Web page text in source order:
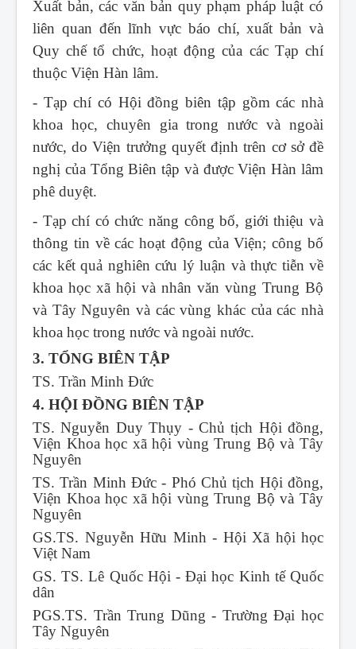
Xuất bản, các văn bản quy phạm pháp luật có
liên quan đến lĩnh vực báo chí, xuất bản và
Quy chế tổ chức, hoạt động của các Tạp chí
thuộc Viện Hàn lâm.
- Tạp chí có Hội đồng biên tập gồm các nhà
khoa học, chuyên gia trong nước và ngoài
nước, do Viện trưởng quyết định trên cơ sở đề
nghị của Tổng Biên tập và được Viện Hàn lâm
phê duyệt.
- Tạp chí có chức năng công bố, giới thiệu và
thông tin về các hoạt động của Viện; công bố
các kết quả nghiên cứu lý luận và thực tiễn về
khoa học xã hội và nhân văn vùng Trung Bộ
và Tây Nguyên và các vùng khác của các nhà
khoa học trong nước và ngoài nước.
3. TỔNG BIÊN TẬP
TS. Trần Minh Đức
4. HỘI ĐỒNG BIÊN TẬP
TS. Nguyễn Duy Thụy - Chủ tịch Hội đồng,
Viện Khoa học xã hội vùng Trung Bộ và Tây
Nguyên
TS. Trần Minh Đức - Phó Chủ tịch Hội đồng,
Viện Khoa học xã hội vùng Trung Bộ và Tây
Nguyên
GS.TS. Nguyễn Hữu Minh - Hội Xã hội học
Việt Nam
GS. TS. Lê Quốc Hội - Đại học Kinh tế Quốc
dân
PGS.TS. Trần Trung Dũng - Trường Đại học
Tây Nguyên